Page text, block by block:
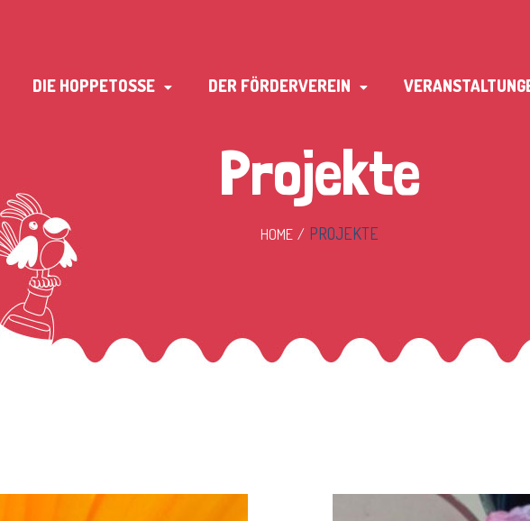
DIE HOPPETOSSE DER FÖRDERVEREIN
Projekte
HOME / PROJEKTE